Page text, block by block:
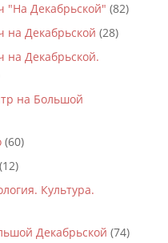
"На Декабрьской" (82)
на Декабрьской (28)
на Декабрьской.
на Большой
(60)
(12)
Культура.
Декабрьской (74)